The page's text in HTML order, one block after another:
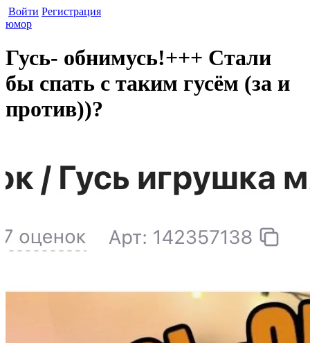
Войти Регистрация
юмор
Гусь- обнимусь!+++ Стали
бы спать с таким гусём (за и
против))?